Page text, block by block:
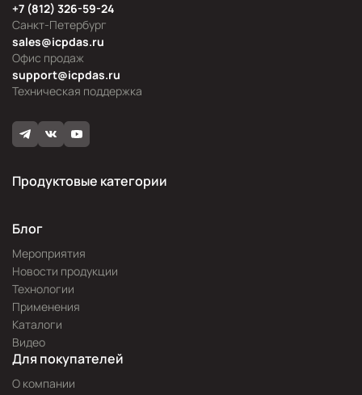
Офис продаж
sales@icpdas.ru
Санкт-Петербург
+7 (812) 326-59-24
Техническая поддержка
support@icpdas.ru
Продуктовые категории
Блог
Мероприятия
Новости продукции
Технологии
Применения
Каталоги
Видео
Для покупателей
О компании